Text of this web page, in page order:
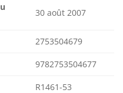
30 août 2007
2753504679
9782753504677
R1461-53